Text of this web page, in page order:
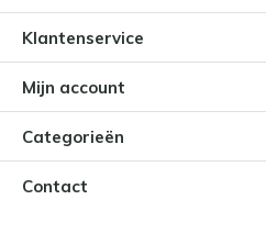
Klantenservice
Mijn account
Categorieën
Contact